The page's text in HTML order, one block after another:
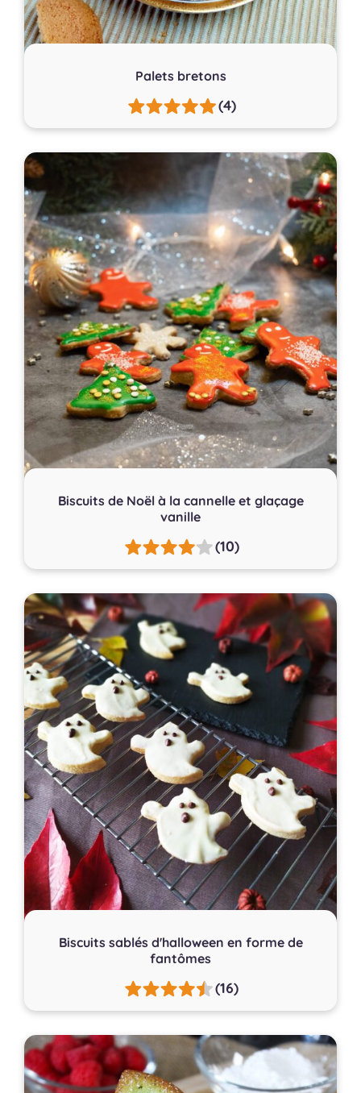
Palets bretons
(4)
Biscuits de Noël à la cannelle et glaçage
vanille
(10)
Biscuits sablés d'halloween en forme de
fantômes
(16)